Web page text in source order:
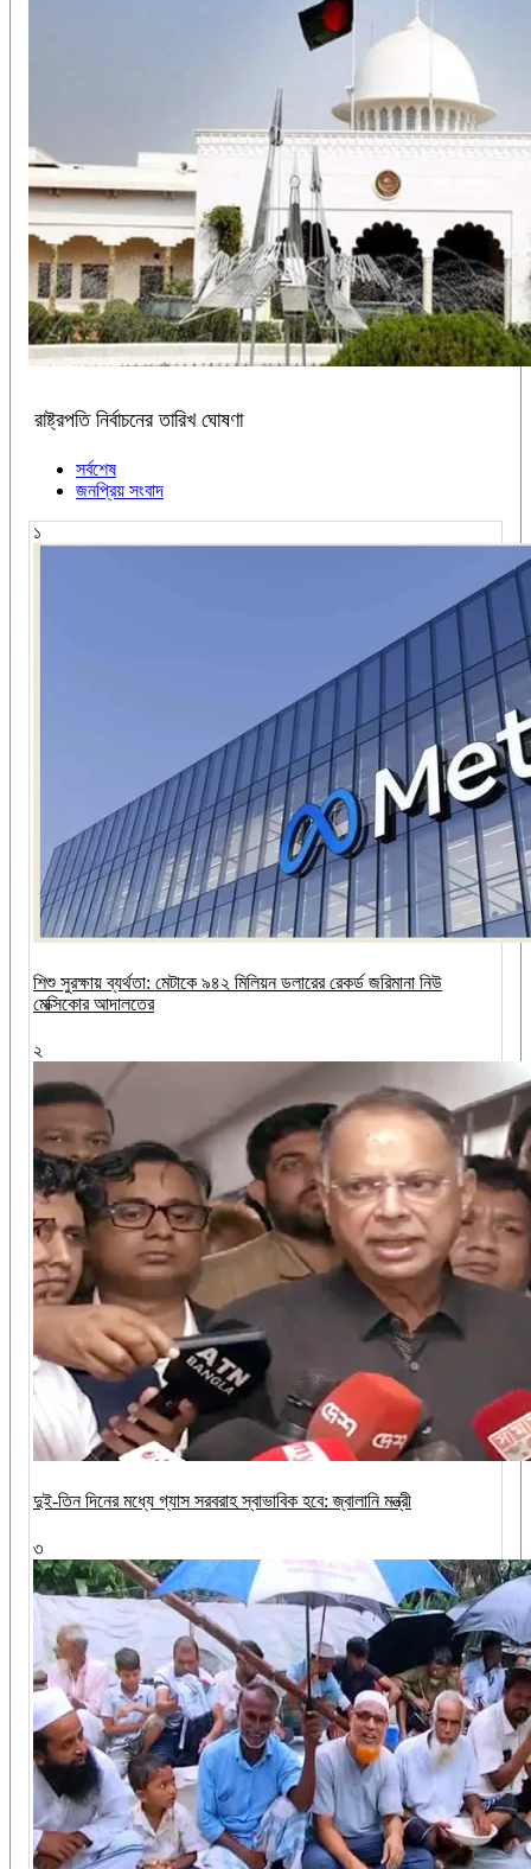
রাষ্ট্রপতি নির্বাচনের তারিখ ঘোষণা
সর্বশেষ
জনপ্রিয় সংবাদ
১
শিশু সুরক্ষায় ব্যর্থতা: মেটাকে ৯৪২ মিলিয়ন ডলারের রেকর্ড জরিমানা নিউ
মেক্সিকোর আদালতের
২
দুই-তিন দিনের মধ্যে গ্যাস সরবরাহ স্বাভাবিক হবে: জ্বালানি মন্ত্রী
৩